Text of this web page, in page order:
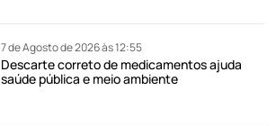
7 de Agosto de 2026 às 12:55
Descarte correto de medicamentos ajuda
saúde pública e meio ambiente